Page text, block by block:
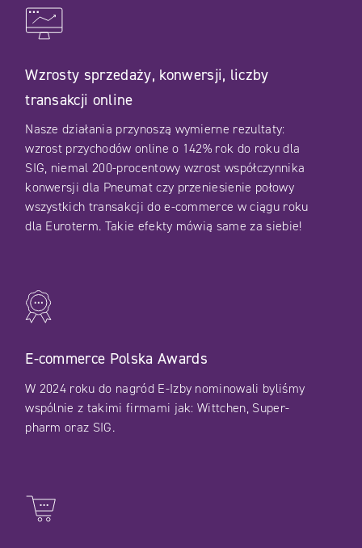
Wzrosty sprzedaży, konwersji, liczby
transakcji online
Nasze działania przynoszą wymierne rezultaty:
wzrost przychodów online o 142% rok do roku dla
SIG, niemal 200-procentowy wzrost współczynnika
konwersji dla Pneumat czy przeniesienie połowy
wszystkich transakcji do e-commerce w ciągu roku
dla Euroterm. Takie efekty mówią same za siebie!
E-commerce Polska Awards
W 2024 roku do nagród E-Izby nominowali byliśmy
wspólnie z takimi firmami jak: Wittchen, Super-
pharm oraz SIG.